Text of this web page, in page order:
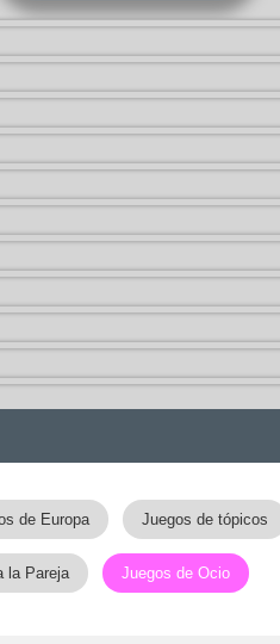
de Europa Juegos de tópicos
la Pareja Juegos de Ocio